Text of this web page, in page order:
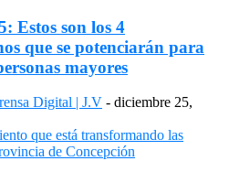
Estos son los 4
que se potenciarán para
mayores
Digital | J.V - diciembre 25,